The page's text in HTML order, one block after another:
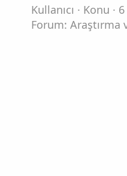
Kullanıcı
Konu
Forum: Araştırma